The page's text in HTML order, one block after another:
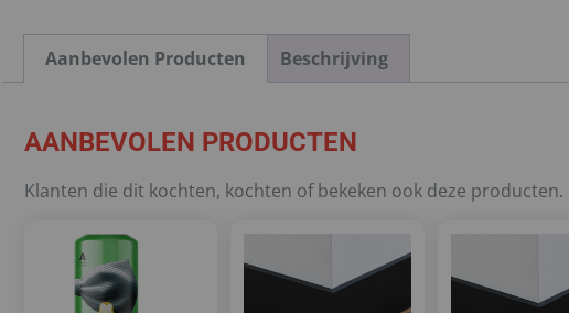
Aanbevolen Producten Beschrijving
AANBEVOLEN PRODUCTEN
Klanten die dit kochten, kochten of bekeken ook deze producten.